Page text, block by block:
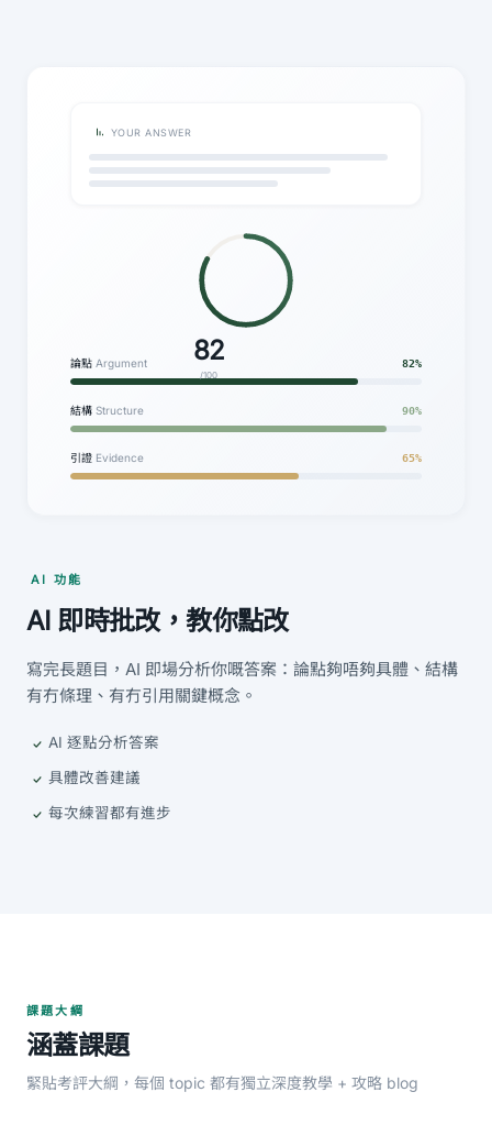
YOUR ANSWER
82
/100
論點 Argument 82%
結構 Structure 90%
引證 Evidence 65%
AI 功能
AI 即時批改，教你點改
寫完長題目，AI 即場分析你嘅答案：論點夠唔夠具體、結構
有冇條理、有冇引用關鍵概念。
AI 逐點分析答案
具體改善建議
每次練習都有進步
課題大綱
涵蓋課題
緊貼考評大綱，每個 topic 都有獨立深度教學 + 攻略 blog